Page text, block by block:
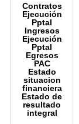
Contratos
Ejecución
Pptal
Ingresos
Ejecución
Pptal
Egresos
PAC
Estado
situacion
financiera
Estado de
resultado
integral